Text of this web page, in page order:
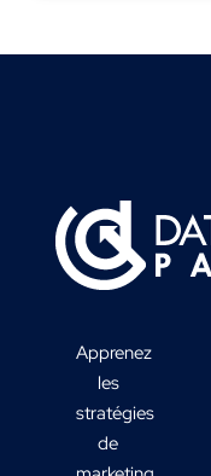
Apprenez
les
stratégies
de